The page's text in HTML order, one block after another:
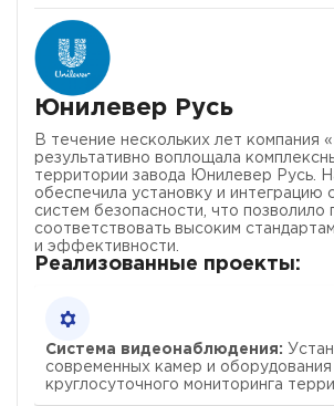
Юнилевер Русь
В течение нескольких лет компания
результативно воплощала
территории завода Юнилевер Русь.
обеспечила установку и интеграцию
систем безопасности, что позволило
соответствовать высоким
и эффективности.
Реализованные проекты:
Система видеонаблюдения:
современных камер и оборудования
круглосуточного мониторинга